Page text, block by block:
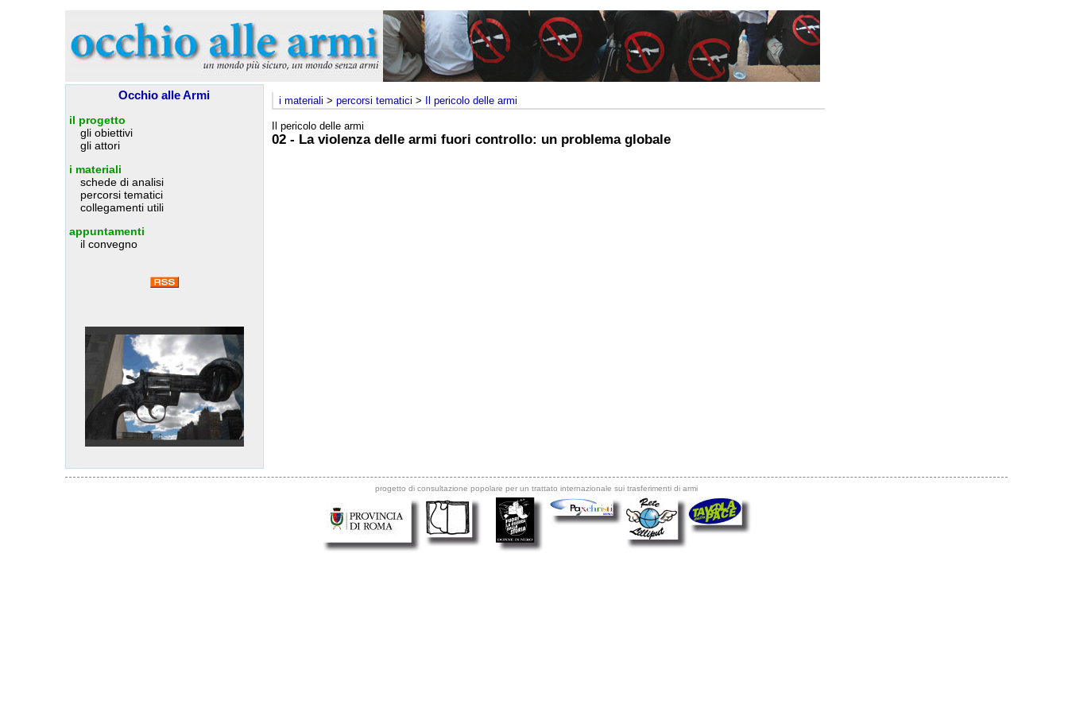
Occhio alle Armi
il progetto
gli obiettivi
gli attori
i materiali
schede di analisi
percorsi tematici
collegamenti utili
appuntamenti
il convegno
i materiali > percorsi tematici > Il pericolo delle armi
Il pericolo delle armi
02 - La violenza delle armi fuori controllo: un problema globale
progetto di consultazione popolare per un trattato internazionale sui trasferimenti di armi